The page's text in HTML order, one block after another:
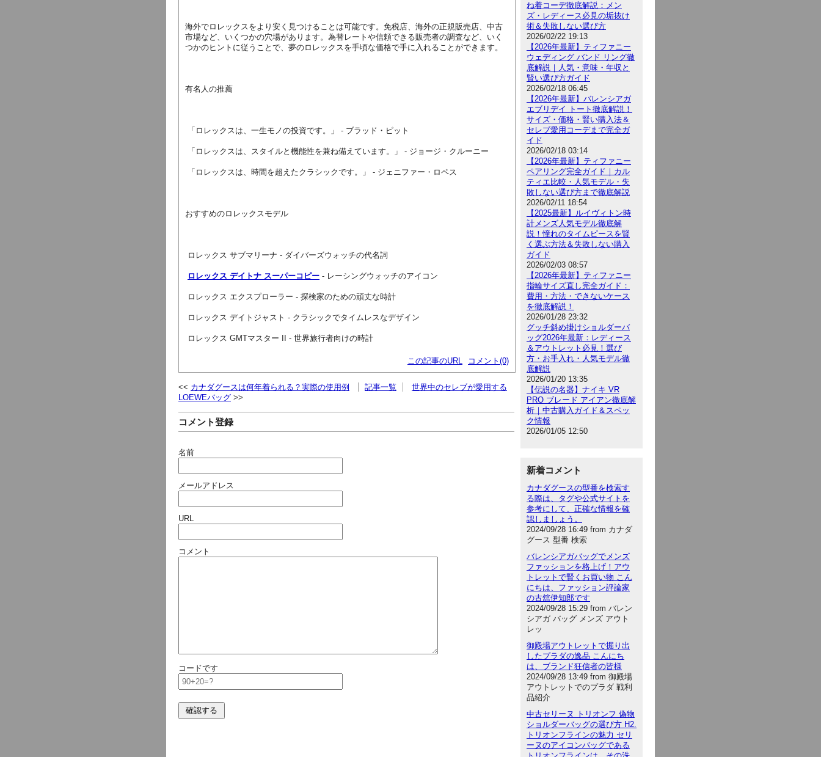
海外でロレックスをより安く見つけることは可能です。免税店、海外の正規販売店、中古
市場など、いくつかの穴場があります。為替レートや信頼できる販売者の調査など、いく
つかのヒントに従うことで、夢のロレックスを手頃な価格で手に入れることができます。
有名人の推薦
「ロレックスは、一生モノの投資です。」 - ブラッド・ピット
「ロレックスは、スタイルと機能性を兼ね備えています。」 - ジョージ・クルーニー
「ロレックスは、時間を超えたクラシックです。」 - ジェニファー・ロペス
おすすめのロレックスモデル
ロレックス サブマリーナ - ダイバーズウォッチの代名詞
ロレックス デイトナ スーパーコピー - レーシングウォッチのアイコン
ロレックス エクスプローラー - 探検家のための頑丈な時計
ロレックス デイトジャスト - クラシックでタイムレスなデザイン
ロレックス GMTマスター II - 世界旅行者向けの時計
この記事のURL コメント(0)
カナダグースは何年着られる？実際の使用例 記事一覧
世界中のセレブが愛用する
LOEWEバッグ
コメント登録
名前
メールアドレス
URL
コメント
コードです
ね着コーデ徹底解説：メン
ズ・レディース必見の垢抜け
術＆失敗しない選び方
2026/02/22 19:13
【2026年最新】ティファニー
ウェディング バンド リング徹
底解説｜人気・意味・年収と
賢い選び方ガイド
2026/02/18 06:45
【2026年最新】バレンシアガ
エブリデイ トート徹底解説！
サイズ・価格・賢い購入法＆
セレブ愛用コーデまで完全ガ
イド
2026/02/18 03:14
【2026年最新】ティファニー
ペアリング完全ガイド｜カル
ティエ比較・人気モデル・失
敗しない選び方まで徹底解説
2026/02/11 18:54
【2025最新】ルイヴィトン時
計メンズ人気モデル徹底解
説！憧れのタイムピースを賢
く選ぶ方法＆失敗しない購入
ガイド
2026/02/03 08:57
【2026年最新】ティファニー
指輪サイズ直し完全ガイド：
費用・方法・できないケース
を徹底解説！
2026/01/28 23:32
グッチ斜め掛けショルダーバ
ッグ2026年最新：レディース
＆アウトレット必見！選び
方・お手入れ・人気モデル徹
底解説
2026/01/20 13:35
【伝説の名器】ナイキ VR
PRO ブレード アイアン徹底解
析｜中古購入ガイド＆スペッ
ク情報
2026/01/05 12:50
新着コメント
カナダグースの型番を検索す
る際は、タグや公式サイトを
参考にして、正確な情報を確
認しましょう。
2024/09/28 16:49 from カナダ
グース 型番 検索
バレンシアガバッグでメンズ
ファッションを格上げ！アウ
トレットで賢くお買い物 こん
にちは、ファッション評論家
の古舘伊知郎です
2024/09/28 15:29 from バレン
シアガ バッグ メンズ アウト
レッ
御殿場アウトレットで掘り出
したプラダの逸品 こんにち
は、ブランド狂信者の皆様
2024/09/28 13:49 from 御殿場
アウトレットでのプラダ 戦利
品紹介
中古セリーヌ トリオンフ 偽物
ショルダーバッグの選び方 H2.
トリオンフラインの魅力 セリ
ーヌのアイコンバッグである